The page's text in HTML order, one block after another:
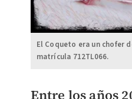
El Coqueto era un chofer
matrícula 712TL066.
Entre los años